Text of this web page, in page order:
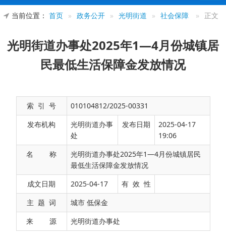
当前位置： 首页 » 政务公开 » 光明街道 » 社会保障 » 正文
光明街道办事处2025年1—4月份城镇居
民最低生活保障金发放情况
索 引 号
010104812/2025-00331
发布机构
光明街道办事
处
发布日期
2025-04-17
19:06
名 称
光明街道办事处2025年1—4月份城镇居民
最低生活保障金发放情况
成文日期
2025-04-17
有 效 性
主 题 词
城市 低保金
来 源
光明街道办事处
最低生活保障金共计206.57万元。